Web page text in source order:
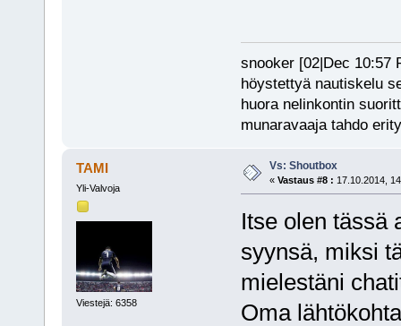
snooker [02|Dec 10:57
höystettyä nautiskelu
huora nelinkontin
munaravaaja tahdo
TAMI
Yli-Valvoja
Viestejä: 6358
Vs: Shoutbox
« Vastaus #8 : 17.10.2014,
Itse olen tässä
syynsä, miksi
mielestäni
Oma